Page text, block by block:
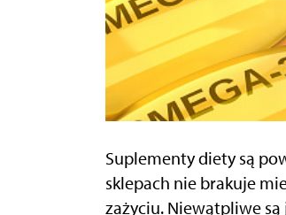
Suplementy diety są
sklepach nie brakuje
zażyciu. Niewątpliwe